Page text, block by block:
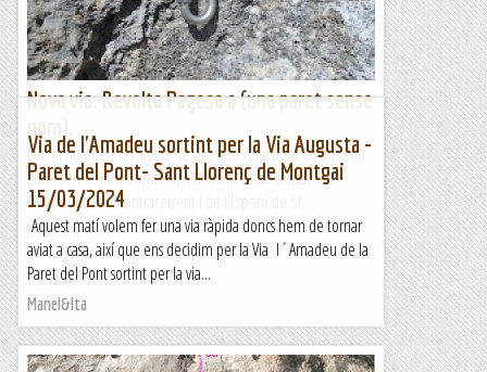
Romàntic Guerrer
Nova via. Revolta Pagesa a (una paret sense
Fet. Ja he obert la trilogia de vies que volia obrir en aquesta
paret sense nom on, ara sí, n'hi haurem de buscar un.
Després de la A Contracorrent i de l'Esperó de St....
Romàntic Guerrer
Via de l'Amadeu sortint per la Via Augusta -
Paret del Pont- Sant Llorenç de Montgai
15/03/2024
Aquest matí volem fer una via ràpida doncs hem de tornar
aviat a casa, així que ens decidim per la Via l´Amadeu de la
Paret del Pont sortint per la via...
Manel&Ita